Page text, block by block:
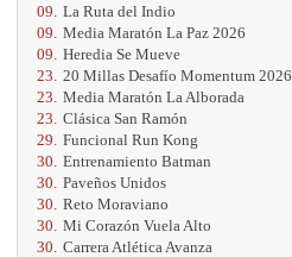
09. La Ruta del Indio
09. Media Maratón La Paz 2026
09. Heredia Se Mueve
23. 20 Millas Desafío Momentum 2026
23. Media Maratón La Alborada
23. Clásica San Ramón
29. Funcional Run Kong
30. Entrenamiento Batman
30. Paveños Unidos
30. Reto Moraviano
30. Mi Corazón Vuela Alto
30. Carrera Atlética Avanza